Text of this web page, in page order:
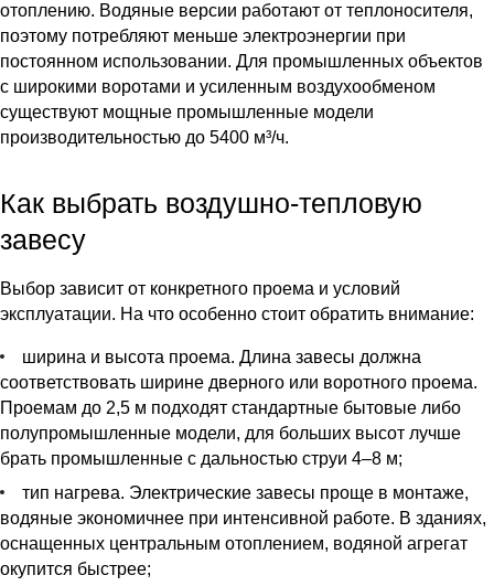
отоплению. Водяные версии работают от теплоносителя,
поэтому потребляют меньше электроэнергии при
постоянном использовании. Для промышленных объектов
с широкими воротами и усиленным воздухообменом
существуют мощные промышленные модели
производительностью до 5400 м³/ч.
Как выбрать воздушно-тепловую
завесу
Выбор зависит от конкретного проема и условий
эксплуатации. На что особенно стоит обратить внимание:
ширина и высота проема. Длина завесы должна
соответствовать ширине дверного или воротного проема.
Проемам до 2,5 м подходят стандартные бытовые либо
полупромышленные модели, для больших высот лучше
брать промышленные с дальностью струи 4–8 м;
тип нагрева. Электрические завесы проще в монтаже,
водяные экономичнее при интенсивной работе. В зданиях,
оснащенных центральным отоплением, водяной агрегат
окупится быстрее;